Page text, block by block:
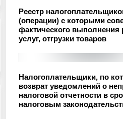
Реестр
(операции) с которыми
фактического выполнения
услуг, отгрузки товаров
Налогоплательщики, по
возврат уведомлений о
налоговой отчетности в
налоговым